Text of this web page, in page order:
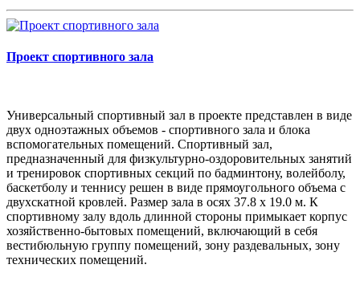
Проект спортивного зала
Универсальный спортивный зал в проекте представлен в виде
двух одноэтажных объемов - спортивного зала и блока
вспомогательных помещений. Спортивный зал,
предназначенный для физкультурно-оздоровительных занятий
и тренировок спортивных секций по бадминтону, волейболу,
баскетболу и теннису решен в виде прямоугольного объема с
двухскатной кровлей. Размер зала в осях 37.8 х 19.0 м. К
спортивному залу вдоль длинной стороны примыкает корпус
хозяйственно-бытовых помещений, включающий в себя
вестибюльную группу помещений, зону раздевальных, зону
технических помещений.